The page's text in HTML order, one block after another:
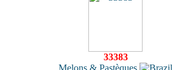
33383
Melons & Pastèques